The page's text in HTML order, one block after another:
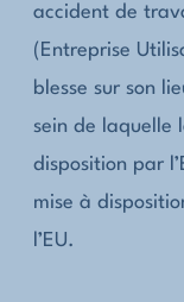
accident de
(Entreprise
blesse sur son
sein de laquelle
disposition par
mise à
l’EU.